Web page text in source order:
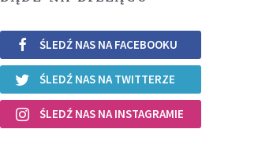
ŚLEDŹ NAS NA FACEBOOKU
ŚLEDŹ NAS NA TWITTERZE
ŚLEDŹ NAS NA INSTAGRAMIE